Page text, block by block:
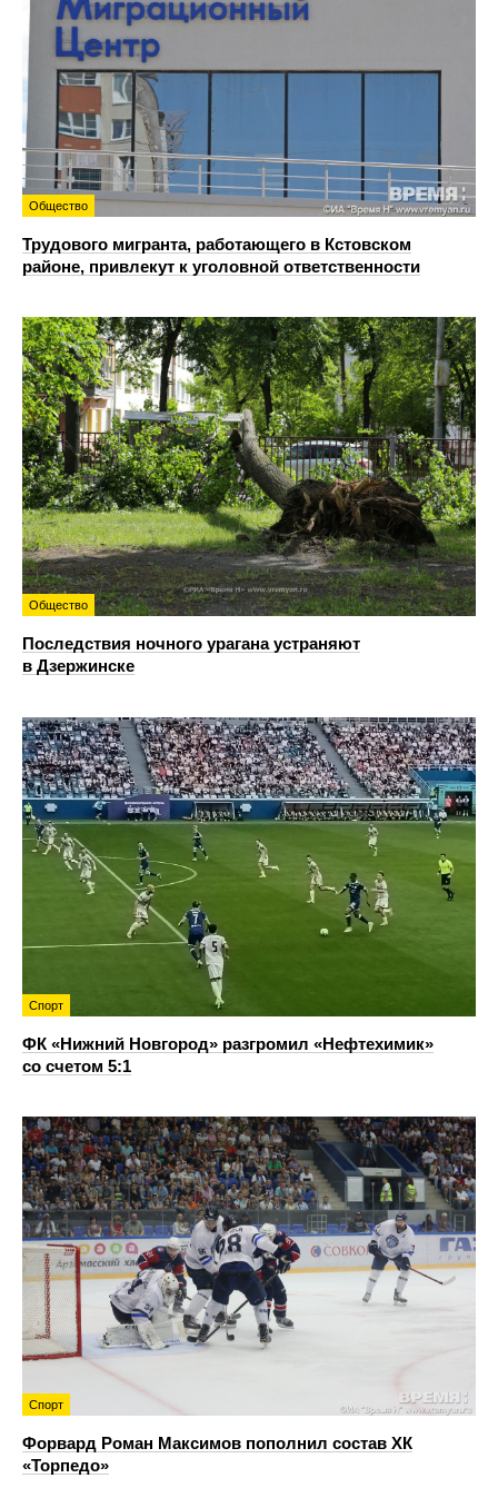
Общество
Трудового мигранта, работающего в Кстовском
районе, привлекут к уголовной ответственности
Общество
Последствия ночного урагана устраняют
в Дзержинске
Спорт
ФК «Нижний Новгород» разгромил «Нефтехимик»
со счетом 5:1
Спорт
Форвард Роман Максимов пополнил состав ХК
«Торпедо»